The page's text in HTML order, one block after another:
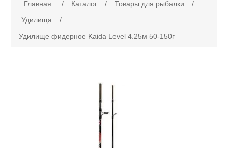
Каталог
Главная / Каталог / Товары для рыбалки
/
Удилища
/
Удилище фидерное Kaida Level 4.25м 50-150г